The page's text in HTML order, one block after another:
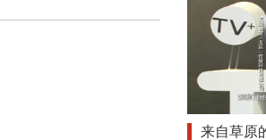
来自草原